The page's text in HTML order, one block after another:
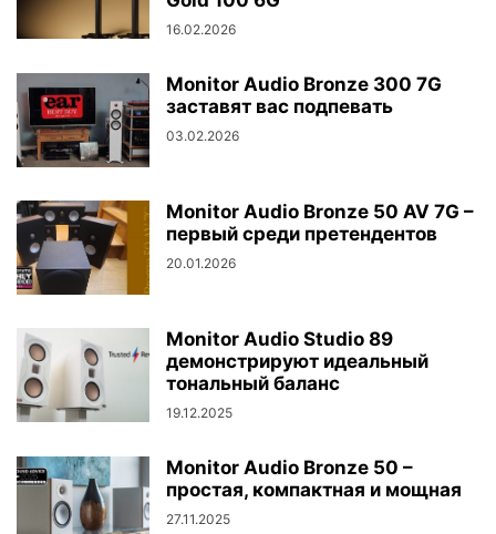
16.02.2026
Monitor Audio Bronze 300 7G
заставят вас подпевать
03.02.2026
Monitor Audio Bronze 50 AV 7G –
первый среди претендентов
20.01.2026
Monitor Audio Studio 89
демонстрируют идеальный
тональный баланс
19.12.2025
Monitor Audio Bronze 50 –
простая, компактная и мощная
27.11.2025